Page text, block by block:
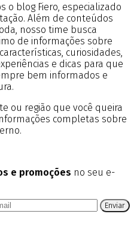
o blog Fiero, especializado
Além de conteúdos
nosso time busca
de informações sobre
curiosidades,
e dicas para que
bem informados e
ou região que você queira
completas sobre
e promoções no seu e-
Enviar